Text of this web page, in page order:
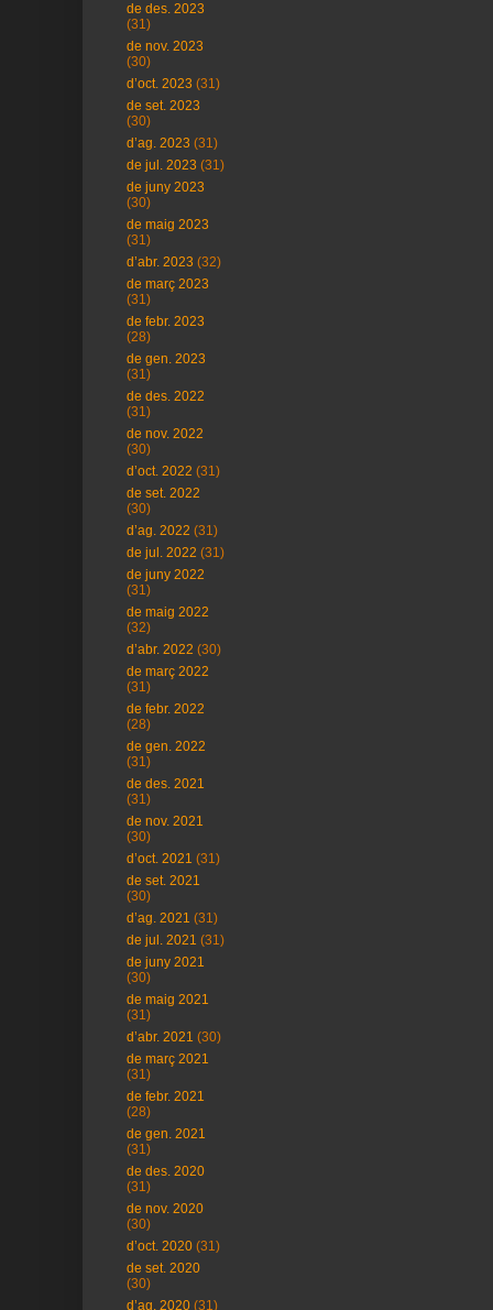
de des. 2023
(31)
de nov. 2023
(30)
d’oct. 2023 (31)
de set. 2023
(30)
d’ag. 2023 (31)
de jul. 2023 (31)
de juny 2023
(30)
de maig 2023
(31)
d’abr. 2023 (32)
de març 2023
(31)
de febr. 2023
(28)
de gen. 2023
(31)
de des. 2022
(31)
de nov. 2022
(30)
d’oct. 2022 (31)
de set. 2022
(30)
d’ag. 2022 (31)
de jul. 2022 (31)
de juny 2022
(31)
de maig 2022
(32)
d’abr. 2022 (30)
de març 2022
(31)
de febr. 2022
(28)
de gen. 2022
(31)
de des. 2021
(31)
de nov. 2021
(30)
d’oct. 2021 (31)
de set. 2021
(30)
d’ag. 2021 (31)
de jul. 2021 (31)
de juny 2021
(30)
de maig 2021
(31)
d’abr. 2021 (30)
de març 2021
(31)
de febr. 2021
(28)
de gen. 2021
(31)
de des. 2020
(31)
de nov. 2020
(30)
d’oct. 2020 (31)
de set. 2020
(30)
d’ag. 2020 (31)